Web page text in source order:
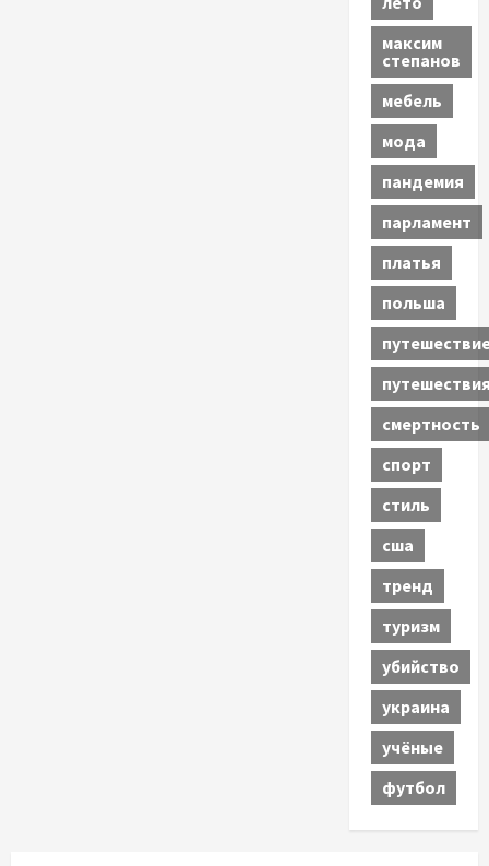
максим
степанов
мебель
мода
пандемия
парламент
платья
польша
смертность
спорт
стиль
сша
тренд
туризм
убийство
украина
учёные
футбол